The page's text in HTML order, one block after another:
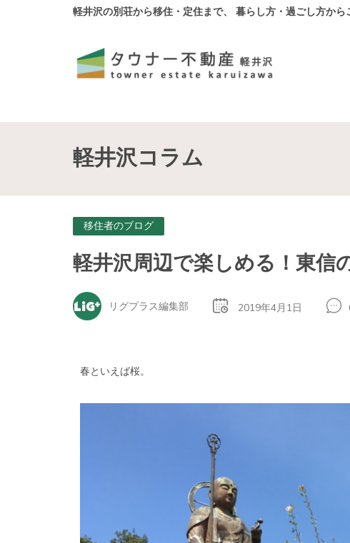
軽井沢の別荘から移住・定住まで、 暮らし方・過ごし方から
軽井沢コラム
移住者のブログ
軽井沢周辺で楽しめる！東信
リグプラス編集部 2019年4月1日
春といえば桜。